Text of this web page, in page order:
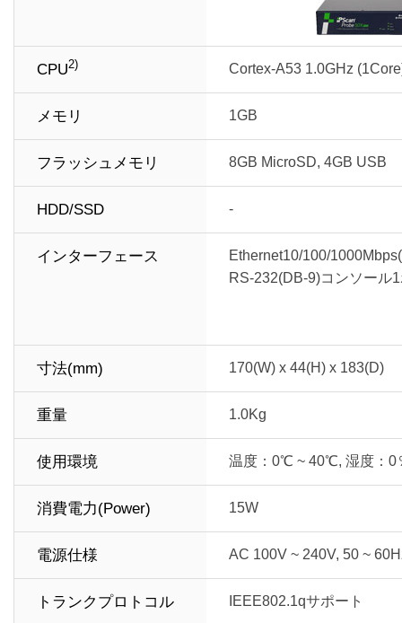
CPU2) Cortex-A53 1.0GHz
メモリ 1GB
フラッシュメモリ 8GB MicroSD, 4GB USB
HDD/SSD -
インターフェース
Ethernet10/100/
RS-232(DB-9)コンソール
寸法(mm) 170(W) x 44(H) x 183(D)
重量 1.0Kg
使用環境 温度：0℃ ~ 40℃, 湿度：0
消費電力(Power) 15W
電源仕様 AC 100V ~ 240V, 50 ~
トランクプロトコル IEEE802.1qサポート